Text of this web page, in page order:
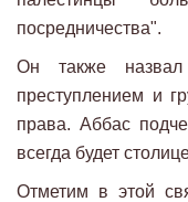
посредничества".
Он также
преступлением и
права. Аббас
всегда будет
Отметим в этой